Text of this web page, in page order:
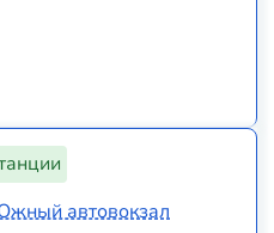
автовокзал